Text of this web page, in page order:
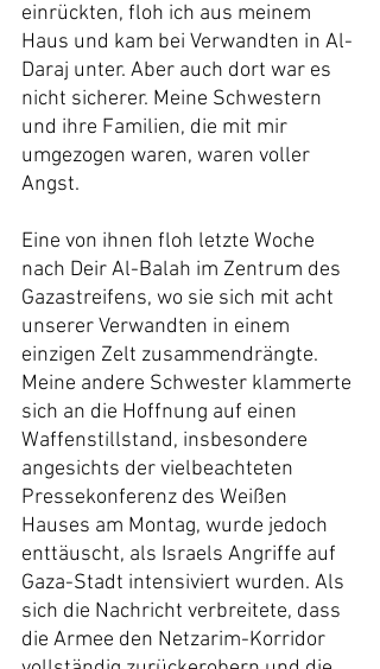
einrückten, floh ich aus meinem
Haus und kam bei Verwandten in Al-
Daraj unter. Aber auch dort war es
nicht sicherer. Meine Schwestern
und ihre Familien, die mit mir
umgezogen waren, waren voller
Angst.
Eine von ihnen floh letzte Woche
nach Deir Al-Balah im Zentrum des
Gazastreifens, wo sie sich mit acht
unserer Verwandten in einem
einzigen Zelt zusammendrängte.
Meine andere Schwester klammerte
sich an die Hoffnung auf einen
Waffenstillstand, insbesondere
angesichts der vielbeachteten
Pressekonferenz des Weißen
Hauses am Montag, wurde jedoch
enttäuscht, als Israels Angriffe auf
Gaza-Stadt intensiviert wurden. Als
sich die Nachricht verbreitete, dass
die Armee den Netzarim-Korridor